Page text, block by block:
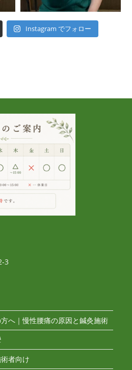
Instagram でフォロー
3
へ｜慢性腰痛の原因と鍼灸施術
者向け